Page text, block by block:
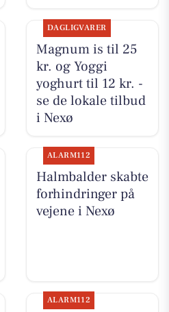
DAGLIGVARER
Magnum is til 25
kr. og Yoggi
yoghurt til 12 kr. -
se de lokale tilbud
i Nexø
ALARM112
Halmbalder skabte
forhindringer på
vejene i Nexø
ALARM112